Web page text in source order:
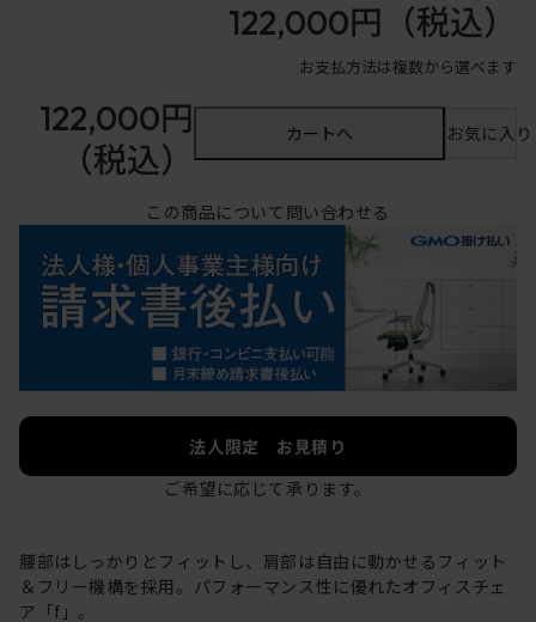
122,000円 （税込）
お支払方法は複数から選べます
122,000円
（税込）
カートへ お気に入
この商品について問い合わせる
法人限定 お見積り
ご希望に応じて承ります。
腰部はしっかりとフィットし、肩部は自由に動かせるフィット
＆フリー機構を採用。パフォーマンス性に優れたオフィスチェ
ア「f」。